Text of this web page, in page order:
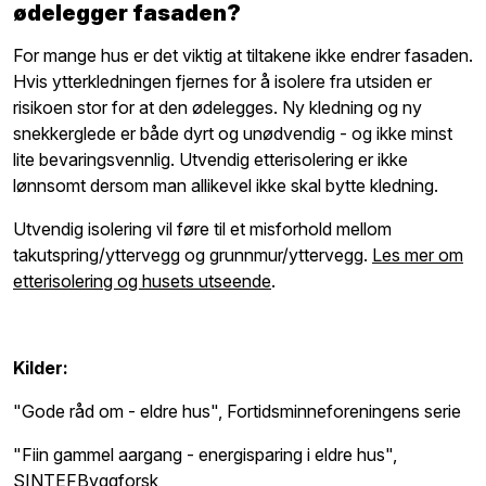
ødelegger fasaden?
For mange hus er det viktig at tiltakene ikke endrer fasaden.
Hvis ytterkledningen fjernes for å isolere fra utsiden er
risikoen stor for at den ødelegges. Ny kledning og ny
snekkerglede er både dyrt og unødvendig - og ikke minst
lite bevaringsvennlig. Utvendig etterisolering er ikke
lønnsomt dersom man allikevel ikke skal bytte kledning.
Utvendig isolering vil føre til et misforhold mellom
takutspring/yttervegg og grunnmur/yttervegg. Les mer om
etterisolering og husets utseende.
Kilder:
"Gode råd om - eldre hus", Fortidsminneforeningens serie
"Fiin gammel aargang - energisparing i eldre hus",
SINTEFByggforsk